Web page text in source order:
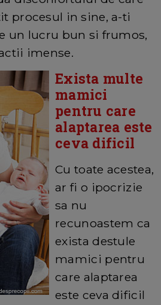
procesul in sine, a-ti
un lucru bun si frumos,
imense.
Exista multe
mamici
pentru care
alaptarea este
ceva dificil
Cu toate acestea,
ar fi o ipocrizie
sa nu
recunoastem ca
exista destule
mamici pentru
care alaptarea
este ceva dificil